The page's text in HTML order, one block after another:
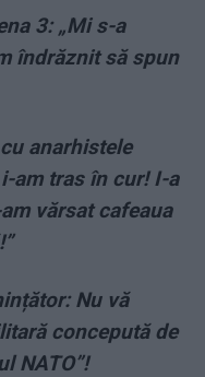
3: „Mi s-a
îndrăznit să spun
anarhistele
am tras în cur! I-a
vărsat cafeaua
Nu vă
concepută de
NATO”!